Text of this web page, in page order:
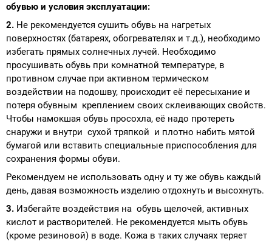
обувью и условия эксплуатации:
2. Не рекомендуется сушить обувь на нагретых
поверхностях (батареях, обогревателях и т.д.), необходимо
избегать прямых солнечных лучей. Необходимо
просушивать обувь при комнатной температуре, в
противном случае при активном термическом
воздействии на подошву, происходит её пересыхание и
потеря обувным креплением своих склеивающих свойств.
Чтобы намокшая обувь просохла, её надо протереть
снаружи и внутри сухой тряпкой и плотно набить мятой
бумагой или вставить специальные приспособления для
сохранения формы обуви.
Рекомендуем не использовать одну и ту же обувь каждый
день, давая возможность изделию отдохнуть и высохнуть.
3. Избегайте воздействия на обувь щелочей, активных
кислот и растворителей. Не рекомендуется мыть обувь
(кроме резиновой) в воде. Кожа в таких случаях теряет